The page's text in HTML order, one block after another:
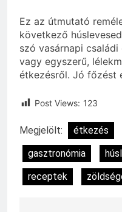
Ez az útmutató
következő
szó vasárnapi
vagy egyszerű,
étkezésről. Jó főzést
Post Views: 123
Megjelölt: étkezés
gasztronómia
receptek